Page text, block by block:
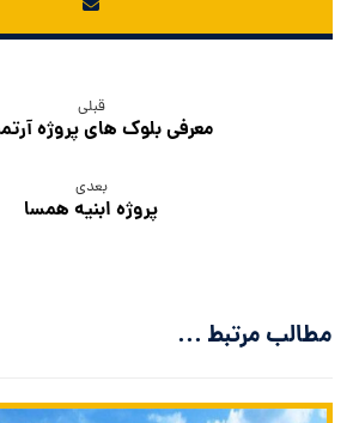
قبلی
معرفی بلوک های پروژه
بعدی
پروژه ابنیه همسا
مطالب مرتبط ...